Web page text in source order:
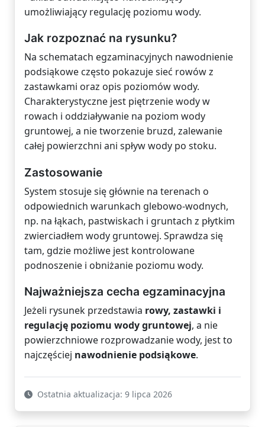
umożliwiający regulację poziomu wody.
Jak rozpoznać na rysunku?
Na schematach egzaminacyjnych nawodnienie
podsiąkowe często pokazuje sieć rowów z
zastawkami oraz opis poziomów wody.
Charakterystyczne jest piętrzenie wody w
rowach i oddziaływanie na poziom wody
gruntowej, a nie tworzenie bruzd, zalewanie
całej powierzchni ani spływ wody po stoku.
Zastosowanie
System stosuje się głównie na terenach o
odpowiednich warunkach glebowo-wodnych,
np. na łąkach, pastwiskach i gruntach z płytkim
zwierciadłem wody gruntowej. Sprawdza się
tam, gdzie możliwe jest kontrolowane
podnoszenie i obniżanie poziomu wody.
Najważniejsza cecha egzaminacyjna
Jeżeli rysunek przedstawia rowy, zastawki i
regulację poziomu wody gruntowej, a nie
powierzchniowe rozprowadzanie wody, jest to
najczęściej nawodnienie podsiąkowe.
Ostatnia aktualizacja: 9 lipca 2026